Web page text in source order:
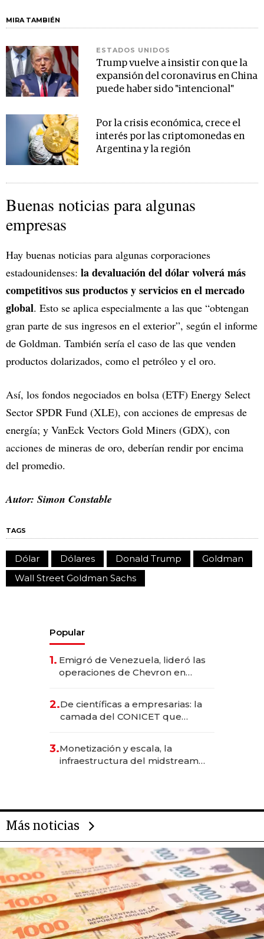
MIRA TAMBIÉN
ESTADOS UNIDOS
Trump vuelve a insistir con que la
expansión del coronavirus en China
puede haber sido "intencional"
Por la crisis económica, crece el
interés por las criptomonedas en
Argentina y la región
Buenas noticias para algunas
empresas
Hay buenas noticias para algunas corporaciones
estadounidenses: la devaluación del dólar volverá más
competitivos sus productos y servicios en el mercado
global. Esto se aplica especialmente a las que “obtengan
gran parte de sus ingresos en el exterior”, según el informe
de Goldman. También sería el caso de las que venden
productos dolarizados, como el petróleo y el oro.
Así, los fondos negociados en bolsa (ETF) Energy Select
Sector SPDR Fund (XLE), con acciones de empresas de
energía; y VanEck Vectors Gold Miners (GDX), con
acciones de mineras de oro, deberían rendir por encima
del promedio.
Autor: Simon Constable
TAGS
Dólar Dólares Donald Trump
Goldman
Wall Street Goldman Sachs
Popular
1. Emigró de Venezuela, lideró las
operaciones de Chevron en
2.De científicas a empresarias: la
camada del CONICET que
3.Monetización y escala, la
infraestructura del midstream
Más noticias